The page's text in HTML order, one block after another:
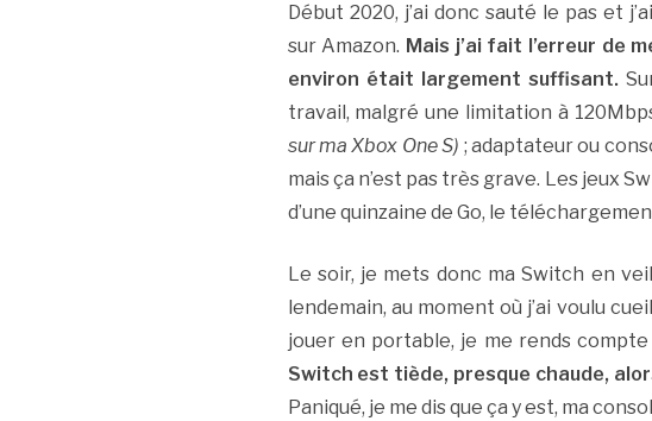
Début 2020, j’ai donc sauté le pas et
sur Amazon. Mais j’ai fait l’erreur de
environ était largement suffisant.
travail, malgré une limitation à
sur ma Xbox One S) ; adaptateur ou
mais ça n’est pas très grave. Les jeux
d’une quinzaine de Go, le
Le soir, je mets donc ma Switch en
lendemain, au moment où j’ai voulu
jouer en portable, je me rends compte
Switch est tiède, presque chaude,
Paniqué, je me dis que ça y est, ma